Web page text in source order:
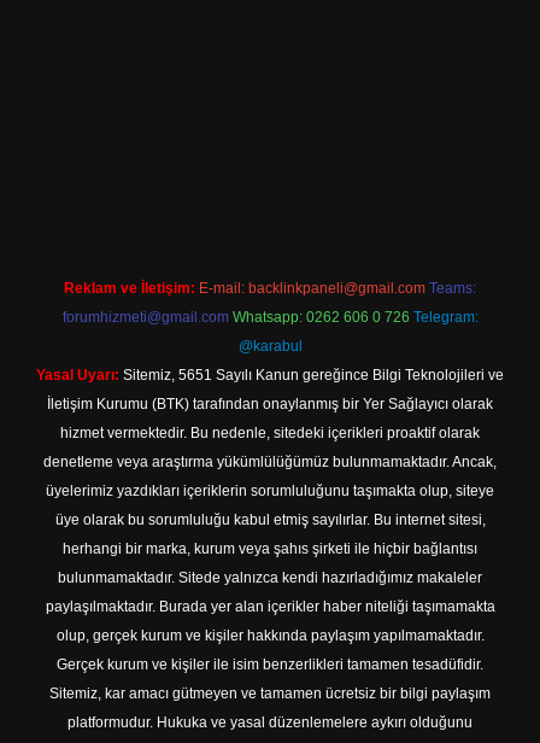
Reklam ve İletişim: E-mail: backlinkpaneli@gmail.com Teams:
forumhizmeti@gmail.com Whatsapp: 0262 606 0 726 Telegram:
@karabul
Yasal Uyarı: Sitemiz, 5651 Sayılı Kanun gereğince Bilgi Teknolojileri ve
İletişim Kurumu (BTK) tarafından onaylanmış bir Yer Sağlayıcı olarak
hizmet vermektedir. Bu nedenle, sitedeki içerikleri proaktif olarak
denetleme veya araştırma yükümlülüğümüz bulunmamaktadır. Ancak,
üyelerimiz yazdıkları içeriklerin sorumluluğunu taşımakta olup, siteye
üye olarak bu sorumluluğu kabul etmiş sayılırlar. Bu internet sitesi,
herhangi bir marka, kurum veya şahıs şirketi ile hiçbir bağlantısı
bulunmamaktadır. Sitede yalnızca kendi hazırladığımız makaleler
paylaşılmaktadır. Burada yer alan içerikler haber niteliği taşımamakta
olup, gerçek kurum ve kişiler hakkında paylaşım yapılmamaktadır.
Gerçek kurum ve kişiler ile isim benzerlikleri tamamen tesadüfidir.
Sitemiz, kar amacı gütmeyen ve tamamen ücretsiz bir bilgi paylaşım
platformudur. Hukuka ve yasal düzenlemelere aykırı olduğunu